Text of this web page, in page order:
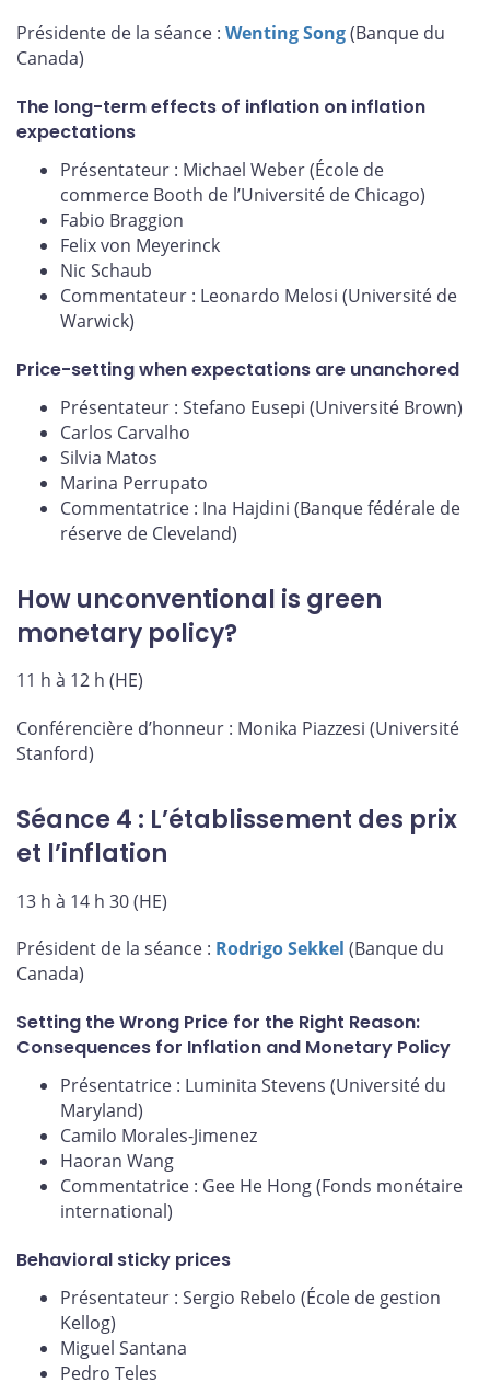
Présidente de la séance : Wenting Song(Banque du
Canada)
The long-term effects of inflation on inflation
expectations
Présentateur : Michael Weber (École de
commerce Booth de l’Université de Chicago)
Fabio Braggion
Felix von Meyerinck
Nic Schaub
Commentateur : Leonardo Melosi (Université de
Warwick)
Price-setting when expectations are unanchored
Présentateur : Stefano Eusepi (Université Brown)
Carlos Carvalho
Silvia Matos
Marina Perrupato
Commentatrice : Ina Hajdini (Banque fédérale de
réserve de Cleveland)
How unconventional is green
monetary policy?
11 h à 12 h (HE)
Conférencière d’honneur : Monika Piazzesi (Université
Stanford)
Séance 4 : L’établissement des prix
et l’inflation
13 h à 14 h 30 (HE)
Président de la séance : Rodrigo Sekkel (Banque du
Canada)
Setting the Wrong Price for the Right Reason:
Consequences for Inflation and Monetary Policy
Présentatrice : Luminita Stevens (Université du
Maryland)
Camilo Morales-Jimenez
Haoran Wang
Commentatrice : Gee He Hong (Fonds monétaire
international)
Behavioral sticky prices
Présentateur : Sergio Rebelo (École de gestion
Kellog)
Miguel Santana
Pedro Teles